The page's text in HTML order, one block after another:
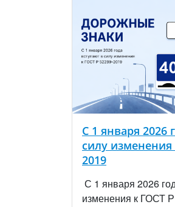
С 1 января 2026
силу изменения
2019
С 1 января 2026
изменения к ГОСТ